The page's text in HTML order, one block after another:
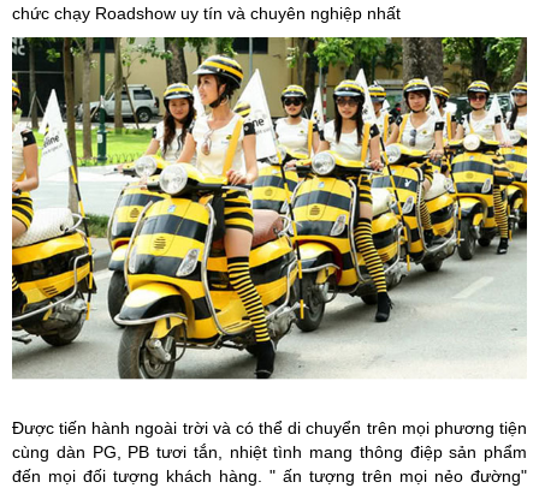
chức chạy Roadshow uy tín và chuyên nghiệp nhất
Được tiến hành ngoài trời và có thể di chuyển trên mọi phương tiện
cùng dàn PG, PB tươi tắn, nhiệt tình mang thông điệp sản phẩm
đến mọi đối tượng khách hàng. " ấn tượng trên mọi nẻo đường"